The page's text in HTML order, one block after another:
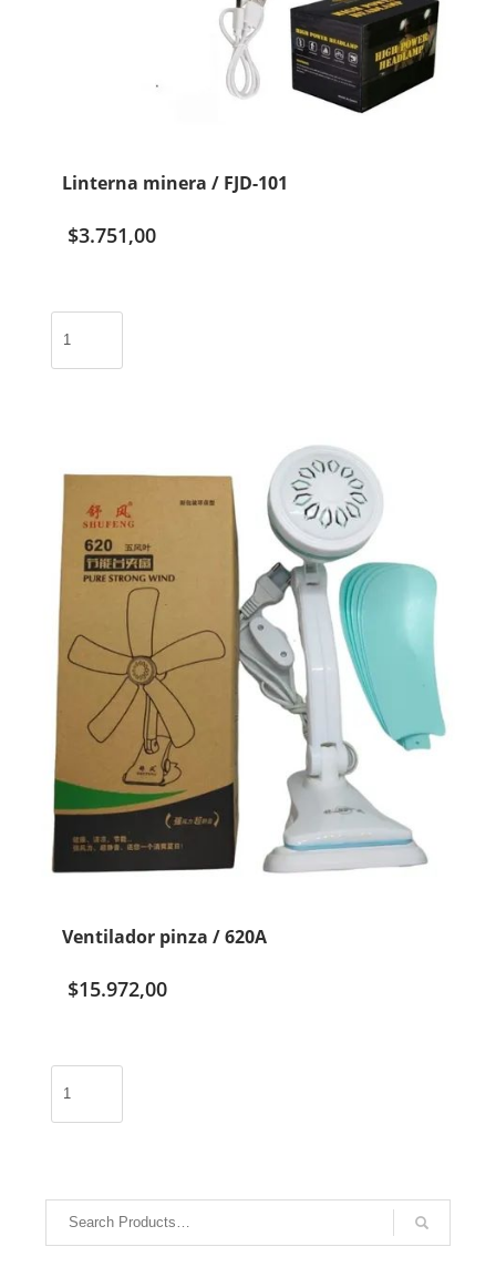
Linterna minera / FJD-101
$3.751,00
minera
Ventilador pinza / 620A
$15.972,00
pinza